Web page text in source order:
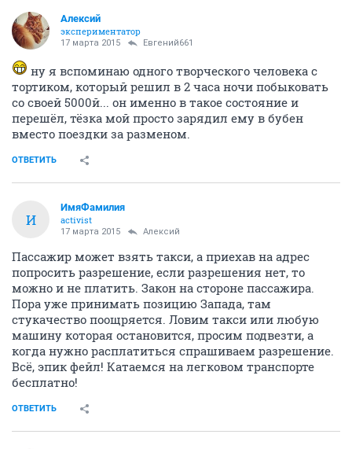
Алексий
экспериментатор
17 марта 2015 Евгений661
ну я вспоминаю одного творческого человека с
тортиком, который решил в 2 часа ночи побыковать
со своей 5000й... он именно в такое состояние и
перешёл, тёзка мой просто зарядил ему в бубен
вместо поездки за разменом.
ОТВЕТИТЬ
И
ИмяФамилия
activist
17 марта 2015 Алексий
Пассажир может взять такси, а приехав на адрес
попросить разрешение, если разрешения нет, то
можно и не платить. Закон на стороне пассажира.
Пора уже принимать позицию Запада, там
стукачество поощряется. Ловим такси или любую
машину которая остановится, просим подвезти, а
когда нужно расплатиться спрашиваем разрешение.
Всё, эпик фейл! Катаемся на легковом транспорте
бесплатно!
ОТВЕТИТЬ